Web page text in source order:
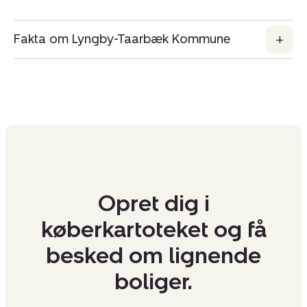
Fakta om Lyngby-Taarbæk Kommune
Opret dig i
køberkartoteket og få
besked om lignende
boliger.